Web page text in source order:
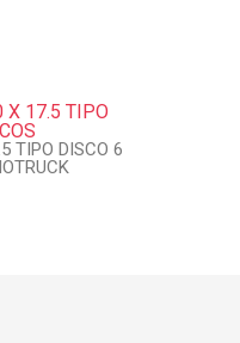
TIPO DISCO 6